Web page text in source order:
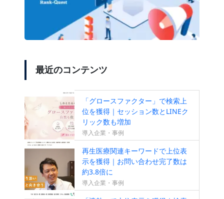
最近のコンテンツ
「グロースファクター」で検索上
位を獲得｜セッション数とLINEク
リック数も増加
導入企業・事例
再生医療関連キーワードで上位表
示を獲得｜お問い合わせ完了数は
約3.8倍に
導入企業・事例